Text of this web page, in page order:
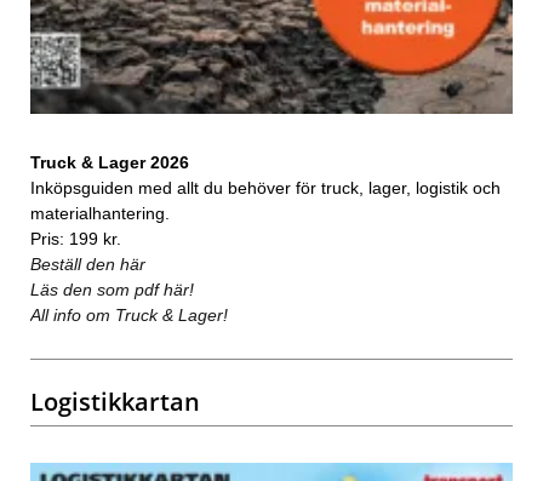
Truck & Lager 2026
Inköpsguiden med allt du behöver för truck, lager, logistik och
materialhantering.
Pris: 199 kr.
Beställ den här
Läs den som pdf här!
All info om Truck & Lager!
Logistikkartan